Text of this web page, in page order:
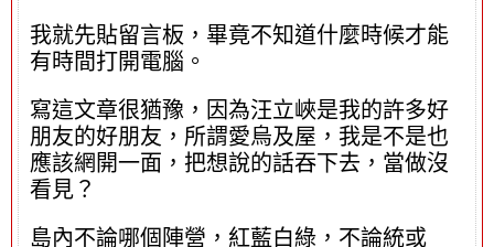
我就先貼留言板，畢竟不知道什麼時候才能
有時間打開電腦。
寫這文章很猶豫，因為汪立峽是我的許多好
朋友的好朋友，所謂愛烏及屋，我是不是也
應該網開一面，把想說的話吞下去，當做沒
看見？
島內不論哪個陣營，紅藍白綠，不論統或